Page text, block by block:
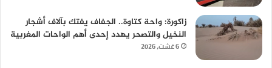
زاكورة: واحة كتاوة.. الجفاف يفتك بآلاف أشجار
النخيل والتصحر يهدد إحدى أهم الواحات المغربية
6 غشت، 2026